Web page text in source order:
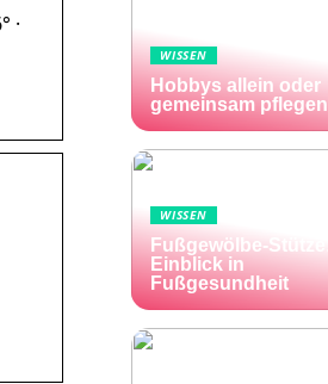
·
WISSEN
Hobbys allein oder
gemeinsam pflegen
WISSEN
Fußgewölbe-Stütze:
Einblick in
Fußgesundheit